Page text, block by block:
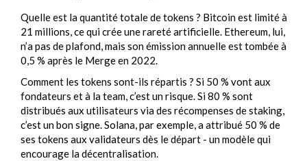
Quelle est la quantité totale de tokens ? Bitcoin est limité à
21 millions, ce qui crée une rareté artificielle. Ethereum, lui,
n’a pas de plafond, mais son émission annuelle est tombée à
0,5 % après le Merge en 2022.
Comment les tokens sont-ils répartis ? Si 50 % vont aux
fondateurs et à la team, c’est un risque. Si 80 % sont
distribués aux utilisateurs via des récompenses de staking,
c’est un bon signe. Solana, par exemple, a attribué 50 % de
ses tokens aux validateurs dès le départ - un modèle qui
encourage la décentralisation.